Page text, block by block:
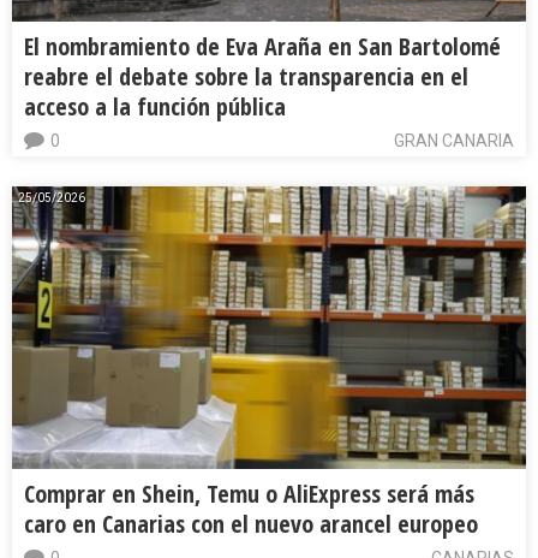
El nombramiento de Eva Araña en San Bartolomé
reabre el debate sobre la transparencia en el
acceso a la función pública
GRAN CANARIA
0
25/05/2026
Comprar en Shein, Temu o AliExpress será más
caro en Canarias con el nuevo arancel europeo